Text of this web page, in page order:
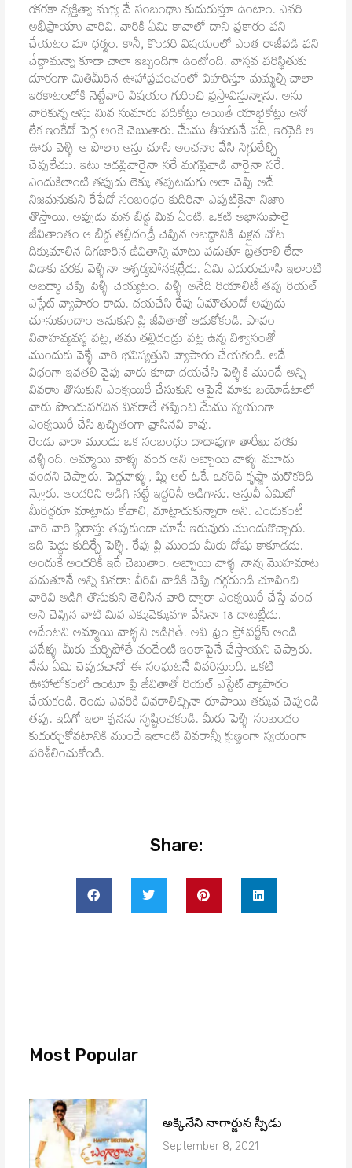
రకరకా వ్యక్తిత్వా మధ్య వే సంబంధాు కుదురుస్తూ ఉంటాం. ఎవరి
అభిప్రాయాు వారివి. వారికి ఏమి కావాలో దాని ప్రకారం పని
చేయటం మా ధర్మం. కానీ, కొందరి విషయంలో ఎంత రాజీపడి పని
చేద్దామన్నా కూడా చాలా ఇబ్బందిగా ఉంటోంది. వాస్తవ పరిస్థితుకు
దూరంగా మితిమీరిన ఊహాప్రపంచంలో విహరిస్తూ మమ్మల్ని చాలా
ఇరకాటంలోకి నెట్టేవారి విషయం గురించి ప్రస్తావిస్తున్నాను. అసు
వారికున్న ఆస్తు మివ సుమారు పదికోట్లు అయితే యాభైకోట్లు అనో
లేక ఇంకేదో పెద్ద అంకె చెబుతారు. మేము తీసుకునే పది, ఇరవైకి ఆ
ఊరు వెళ్ళి ఆ పొలాు ఆస్తు చూసి అంచనాు వేసి నిగ్గుతేల్చి
చెప్పలేము. ఇటు ఆడప్లివారైనా సరే మగప్లివాడి వారైనా సరే.
ఎందుకిలాంటి తప్పుడు లెక్కు తప్పటడుగు అలా చెప్పి అదే
నిజమనుకుని రేపేదో సంబంధం కుదిరినా ఎప్పటికైనా నిజాు
తొస్తాయి. అప్పుడు మన బిడ్డ మివ ఏంటి. ఒకటి అభాసుపాలై
జీవితాంతం ఆ బిడ్డ తల్లీదండ్రీ చెప్పిన అబద్ధానికి పెళ్లైన చోట
దిక్కుమాలిన దిగజారిన జీవితాన్ని మాటు పడుతూ బ్రతకాలి లేదా
విడాకు వరకు వెళ్ళినా ఆశ్చర్యపోనక్కర్లేదు. ఏమి ఎదురుచూసి ఇలాంటి
అబద్ధాు చెప్పి పెళ్ళి చెయ్యటం. పెళ్ళి అనేది రియాలిటీ తప్ప రియల్‌
ఎస్టేట్‌ వ్యాపారం కాదు. దయచేసి రేపు ఏమౌతుందో అప్పుడు
చూసుకుందాం అనుకుని ప్లి జీవితాతో ఆడుకోకండి. పాపం
వివాహవ్యవస్థ పట్ల, తమ తల్లిదండ్రు పట్ల ఉన్న విశ్వాసంతో
ముందుకు వెళ్ళే వారి భవిష్యత్తుని వ్యాపారం చేయకండి. అదే
విధంగా ఇవతలి వైపు వారు కూడా దయచేసి పెళ్ళికి ముందే అన్ని
వివరాు తొసుకుని ఎంక్వయిరీ చేసుకుని ఆపైనే మాకు బయోడేటాలో
వారు పొందుపరచిన వివరాలే తప్పించి మేము స్వయంగా
ఎంక్వయిరీ చేసి ఖచ్చితంగా వ్రాసినవి కావు.
రెండు వారా ముందు ఒక సంబంధం దాదాపుగా తారీఖు వరకు
వెళ్ళింది. అమ్మాయి వాళ్ళు వంద అని అబ్బాయి వాళ్ళు మూడు
వందని చెప్పారు. పెద్దవాళ్ళు, ప్లిు ఆల్‌ ఓకే. ఒకరిది కృష్ణా మరొకరిది
న్లెూరు. అందరిని అడిగి నట్టే ఇద్దరినీ అడిగాను. ఆస్తువీ ఏమిటో
మీరిద్దరూ మాట్లాడు కోవాలి, మాట్లాడుకున్నారా అని. ఎందుకంటే
వారి వారి స్థిరాస్తు తప్పకుండా చూసే ఇరువురు ముందుకొచ్చారు.
ఇది పెద్దు కుదిర్చే పెళ్ళి. రేపు ప్లి ముందు మీరు దోషు కాకూడదు.
అందుకే అందరికీ ఇదే చెబుతాం. అబ్బాయి వాళ్ళ నాన్న మొహమాట
పడుతూనే అన్ని వివరాు వీరివి వాడికి చెప్పి దగ్గరుండి చూపించి
వారివి అడిగి తొసుకుని తెలిసిన వారి ద్వారా ఎంక్వయిరీ చేస్తే వంద
అని చెప్పిన వాటి మివ ఎక్కువెక్కువగా వేసినా 18 దాటట్లేదు.
అదేంటని అమ్మాయి వాళ్ళని అడిగితే. అవి ఫ్రెం ప్రోపర్టీస్‌ అండి
పదేళ్ళు మీరు మర్చిపోతే వందేంటి ఇంకాపైనే చేస్తాయని చెప్పారు.
నేను ఏమి చెప్పదచానో ఈ సంఘటనే వివరిస్తుంది. ఒకటి
ఊహాలోకంలో ఉంటూ ప్లి జీవితాతో రియల్‌ ఎస్టేట్‌ వ్యాపారం
చేయకండి. రెండు ఎవరికి వివరాలిచ్చినా రూపాయి తక్కువ చెప్పండి
తప్ప. ఇదిగో ఇలా క్పనను సృష్టించకండి. మీరు పెళ్ళి సంబంధం
కుదుర్చుకోవటానికి ముందే ఇలాంటి వివరాన్నీ క్షుణ్ణంగా స్వయంగా
పరిశీలించుకోండి.
Share:
Most Popular
అక్కినేని నాగార్జున స్పీడు
September 8, 2021